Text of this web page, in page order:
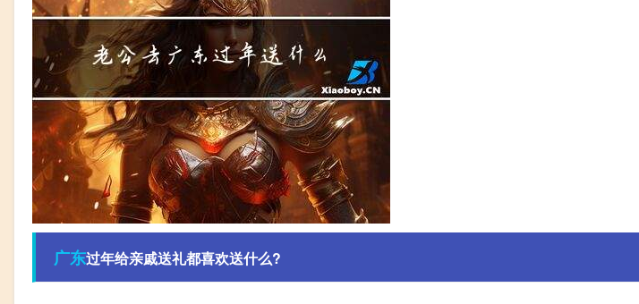
广东过年给亲戚送礼都喜欢送什么?